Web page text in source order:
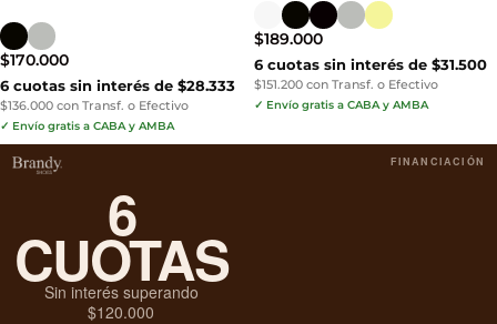
$170.000
6 cuotas sin interés de $28.333
$136.000 con Transf. o Efectivo
✓ Envío gratis a CABA y AMBA
$189.000
6 cuotas sin interés de $31.500
$151.200 con Transf. o Efectivo
✓ Envío gratis a CABA y AMBA
FINANCIACIÓN
6
CUOTAS
Sin interés superando
$120.000